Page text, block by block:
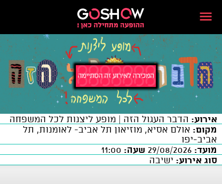
אירוע: הדבר העגול הזה | מופע ליצנות לכל המשפחה
מקום: אולם אסיא, מוזיאון תל אביב- לאומנות, תל
אביב-יפו
מועד:
שעה:
סוג אירוע: ישיבה